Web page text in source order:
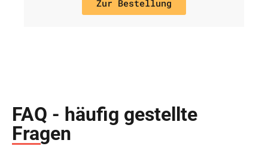
Zur Bestellung
FAQ - häufig gestellte
Fragen